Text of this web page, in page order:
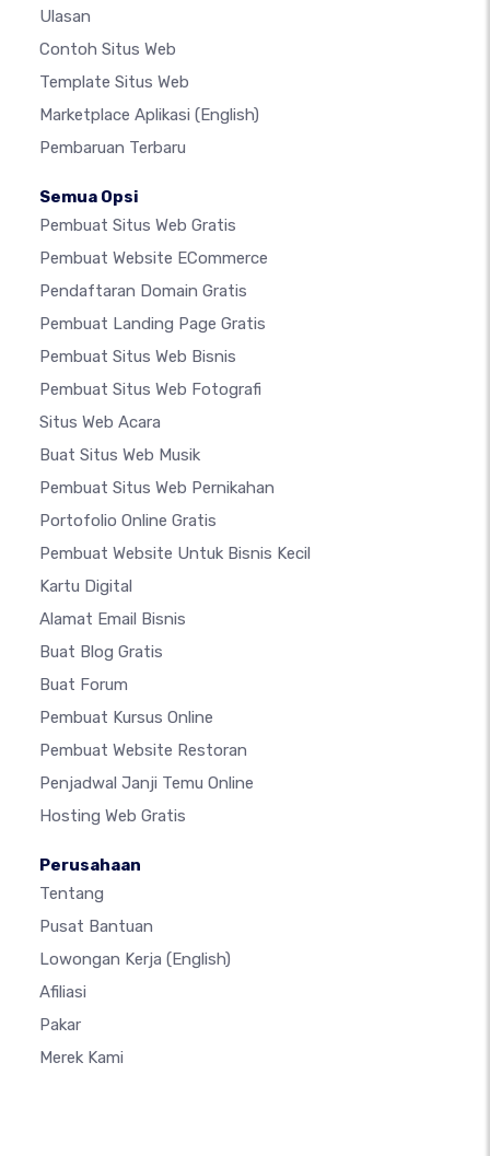
Ulasan
Contoh Situs Web
Template Situs Web
Marketplace Aplikasi (English)
Pembaruan Terbaru
Semua Opsi
Pembuat Situs Web Gratis
Pembuat Website ECommerce
Pendaftaran Domain Gratis
Pembuat Landing Page Gratis
Pembuat Situs Web Bisnis
Pembuat Situs Web Fotografi
Situs Web Acara
Buat Situs Web Musik
Pembuat Situs Web Pernikahan
Portofolio Online Gratis
Pembuat Website Untuk Bisnis Kecil
Kartu Digital
Alamat Email Bisnis
Buat Blog Gratis
Buat Forum
Pembuat Kursus Online
Pembuat Website Restoran
Penjadwal Janji Temu Online
Hosting Web Gratis
Perusahaan
Tentang
Pusat Bantuan
Lowongan Kerja (English)
Afiliasi
Pakar
Merek Kami